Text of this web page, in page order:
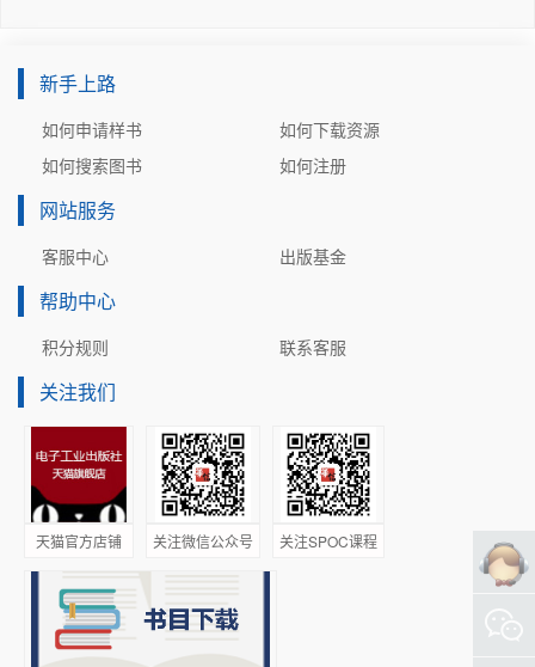
习题4  122
第5章  时序逻辑电路  126
5.1  时序逻辑电路的特点和表示方法  126
5.1.2  时序逻辑电路的表示方法  126
5.2  时序逻辑电路的分析方法  128
5.3.1  数码寄存器  132
5.3.2  移位寄存器  133
5.4.1  计数器分类  135
5.4.2  二进制计数器  137
5.4.3  十进制计数器  140
5.4.4  可逆计数器  142
5.4.5  中规模集成计数器构成的任意进制计数器  143
5.4.6  移位寄存器型计数器  145
5.5  顺序脉冲发生器  146
5.6  时序逻辑电路的设计方法  149
新手上路
如何申请样书
如何下载资源
如何搜索图书
如何注册
网站服务
客服中心 出版基金
帮助中心
积分规则 联系客服
关注我们
天猫官方店铺 关注微信公众号 关注SPOC课程